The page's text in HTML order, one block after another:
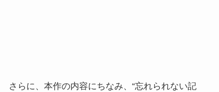
さらに、本作の内容にちなみ、“忘れられない記